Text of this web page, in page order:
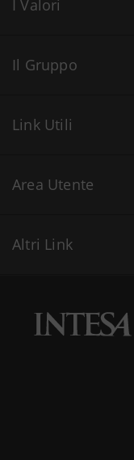
I Valori
Il Gruppo
Link Utili
Area Utente
Altri Link